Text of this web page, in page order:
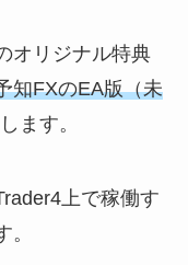
オリジナル特典
知FXのEA版（未
ます。
上で稼働す